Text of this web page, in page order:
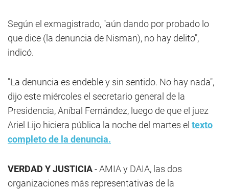
Según el exmagistrado, "aún dando por probado lo
que dice (la denuncia de Nisman), no hay delito",
indicó.
"La denuncia es endeble y sin sentido. No hay nada",
dijo este miércoles el secretario general de la
Presidencia, Aníbal Fernández, luego de que el juez
Ariel Lijo hiciera pública la noche del martes el texto
completo de la denuncia.
VERDAD Y JUSTICIA- AMIA y DAIA, las dos
organizaciones más representativas de la